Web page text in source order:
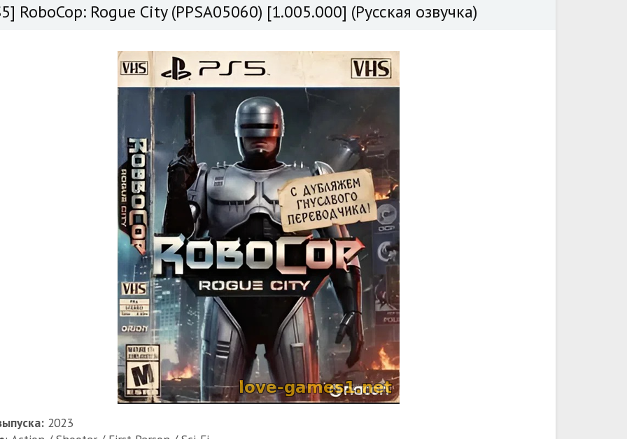
RoboCop: Rogue City (PPSA05060) [1.005.000] (Русская озвучка)
2023